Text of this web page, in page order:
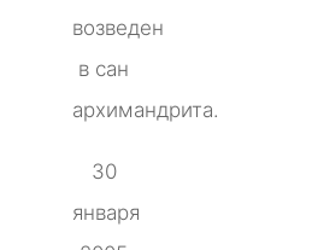
возведен
в сан
архимандрита.
30
января